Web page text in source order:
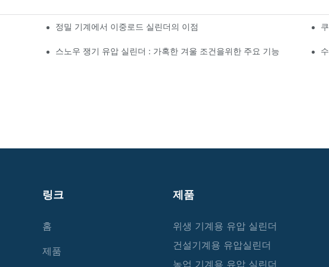
정밀 기계에서 이중로드 실린더의 이점
스노우 쟁기 유압 실린더 : 가혹한 겨울 조건을위한 주요 기능
링크
홈
제품
제품
위생 기계용 유압 실린더
건설기계용 유압실린더
농업 기계용 유압 실린더